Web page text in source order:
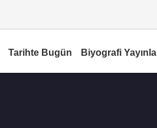
Tarihte Bugün Biyografi Yayınla